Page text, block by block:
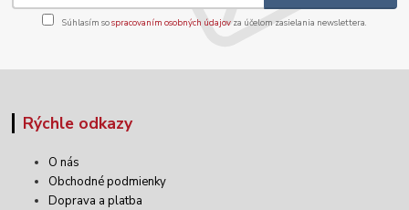
Súhlasím sospracovaním osobných údajov za účelom zasielania newslettera.
Rýchle odkazy
O nás
Obchodné podmienky
Doprava a platba